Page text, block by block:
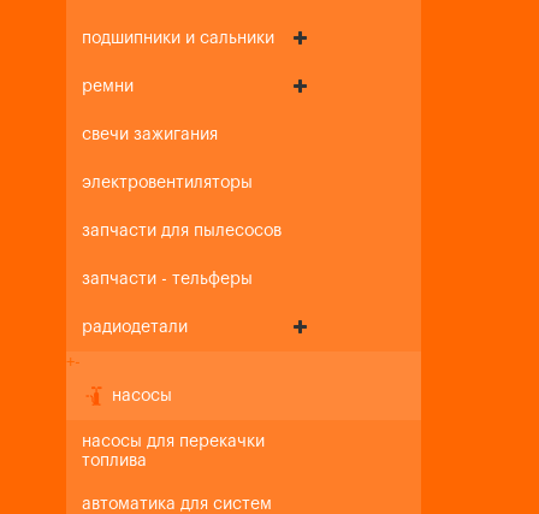
подшипники и сальники
ремни
свечи зажигания
электровентиляторы
запчасти для пылесосов
запчасти - тельферы
радиодетали
+-
насосы
насосы для перекачки
топлива
автоматика для систем